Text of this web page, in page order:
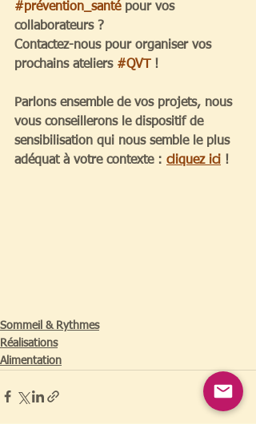
#prévention_santé pour vos
collaborateurs ?
Contactez-nous pour organiser vos
prochains ateliers #QVT !
Parlons ensemble de vos projets, nous
vous conseillerons le dispositif de
sensibilisation qui nous semble le plus
adéquat à votre contexte : cliquez ici !
Sommeil & Rythmes
Réalisations
Alimentation